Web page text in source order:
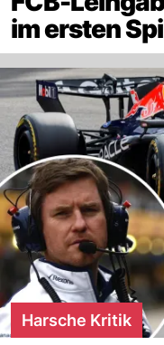
im ersten
Harsche Kritik